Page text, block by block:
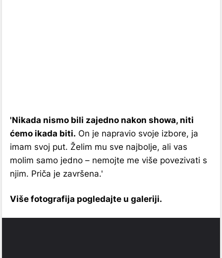
'Nikada nismo bili zajedno nakon showa, niti
ćemo ikada biti. On je napravio svoje izbore, ja
imam svoj put. Želim mu sve najbolje, ali vas
molim samo jedno – nemojte me više povezivati s
njim. Priča je završena.'
Više fotografija pogledajte u galeriji.